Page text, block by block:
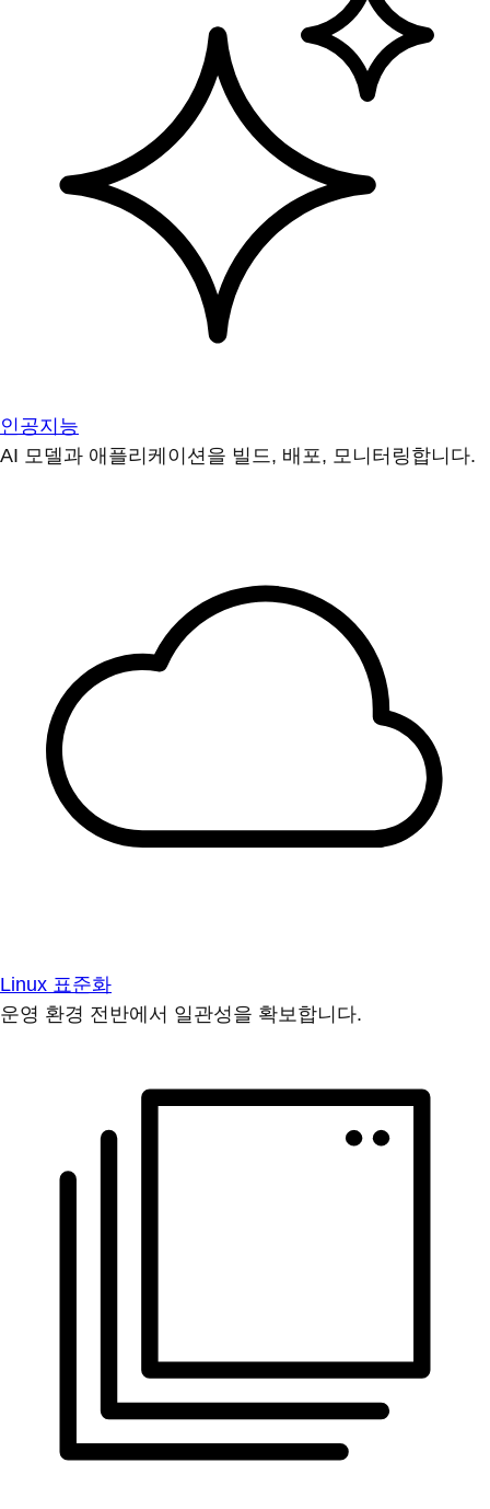
인공지능
AI 모델과 애플리케이션을 빌드, 배포, 모니터링합니다.
Linux 표준화
운영 환경 전반에서 일관성을 확보합니다.